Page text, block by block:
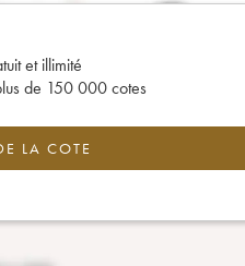
et illimité
de 150 000 cotes
LA COTE